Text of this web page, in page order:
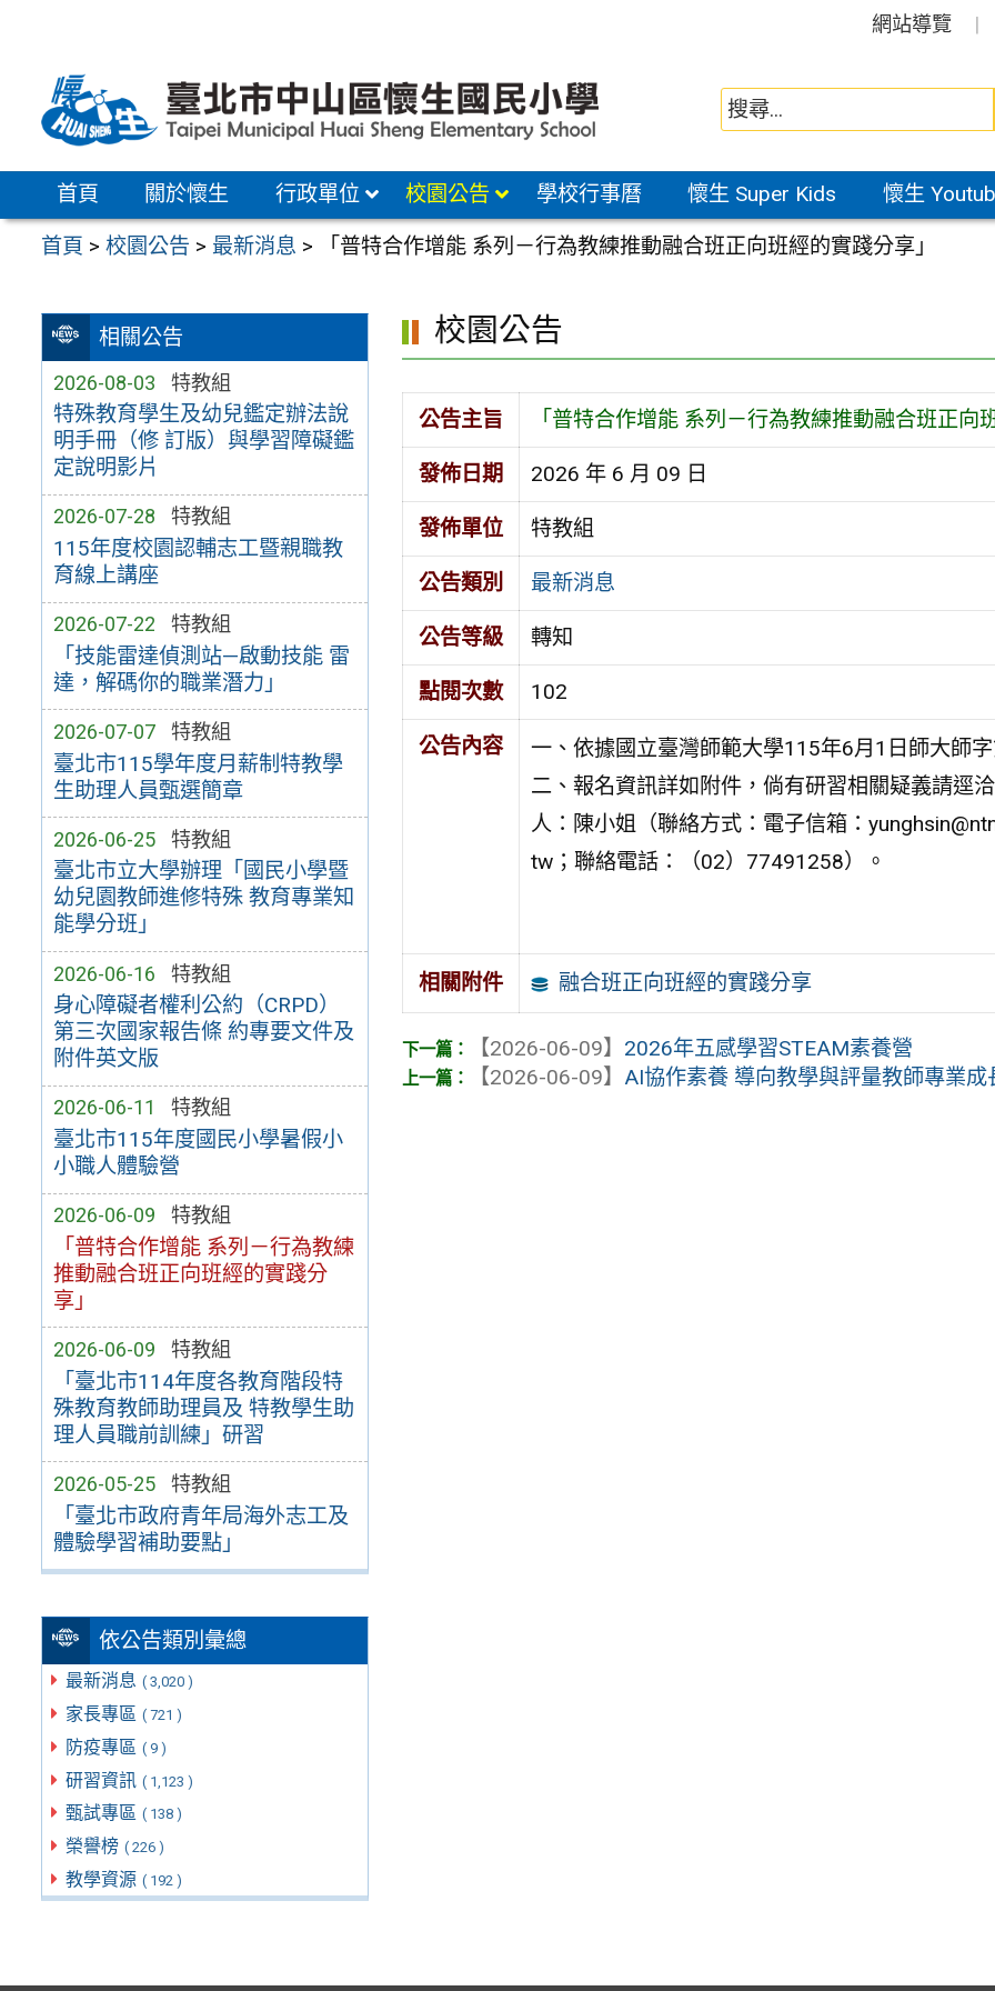
區
網站導覽
首頁 關於懷生 行政單位 校園公告 學校行事曆 懷生 Super Kids 懷生
首頁 >校園公告 > 最新消息 > 「普特合作增能 系列－行為教練推動融合班正向班經的實踐分享」
相關公告
2026-08-03 特教組
特殊教育學生及幼兒鑑定辦法說
明手冊（修 訂版）與學習障礙鑑
定說明影片
2026-07-28 特教組
115年度校園認輔志工暨親職教
育線上講座
2026-07-22 特教組
「技能雷達偵測站—啟動技能 雷
達，解碼你的職業潛力」
2026-07-07 特教組
臺北市115學年度月薪制特教學
生助理人員甄選簡章
2026-06-25 特教組
臺北市立大學辦理「國民小學暨
幼兒園教師進修特殊 教育專業知
能學分班」
2026-06-16 特教組
身心障礙者權利公約（CRPD）
第三次國家報告條 約專要文件及
附件英文版
2026-06-11 特教組
臺北市115年度國民小學暑假小
小職人體驗營
2026-06-09 特教組
「普特合作增能 系列－行為教練
推動融合班正向班經的實踐分
享」
2026-06-09 特教組
「臺北市114年度各教育階段特
殊教育教師助理員及 特教學生助
理人員職前訓練」研習
2026-05-25 特教組
「臺北市政府青年局海外志工及
體驗學習補助要點」
依公告類別彙總
最新消息 ( 3,020 )
家長專區 ( 721 )
防疫專區 ( 9 )
研習資訊 ( 1,123 )
甄試專區 ( 138 )
榮譽榜 ( 226 )
教學資源 ( 192 )
校園公告
公告主旨 「普特合作增能 系列－行為教練推動融合班正向
發佈日期 2026 年 6 月 09 日
發佈單位 特教組
公告類別 最新消息
公告等級 轉知
點閱次數 102
公告內容
一、依據國立臺灣師範大學115年6月1日師大師
二、報名資訊詳如附件，倘有研習相關疑義請逕
人：陳小姐（聯絡方式：電子信箱：
tw；聯絡電話：（02）77491258）。
相關附件 融合班正向班經的實踐分享
【2026-06-09】 2026年五感學習STEAM素養營
【2026-06-09】 AI協作素養 導向教學與評量教師專業